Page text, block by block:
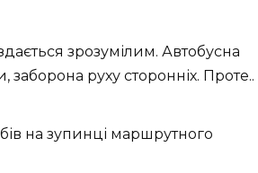
зрозумілим. Автобусна
руху сторонніх. Проте..
на зупинці маршрутного